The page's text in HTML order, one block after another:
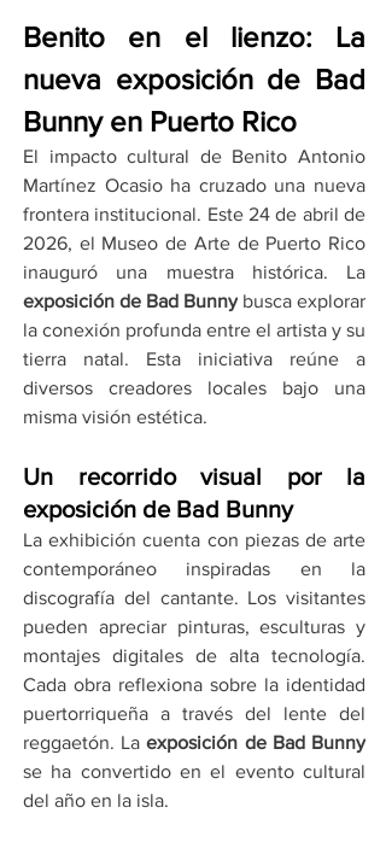
Benito en el lienzo: La
nueva exposición de Bad
Bunny en Puerto Rico
El impacto cultural de Benito Antonio
Martínez Ocasio ha cruzado una nueva
frontera institucional. Este 24 de abril de
2026, el Museo de Arte de Puerto Rico
exposición de Bad Bunny busca explorar
la conexión profunda entre el artista y su
tierra natal. Esta iniciativa reúne a
diversos creadores locales bajo una
misma visión estética.
Un recorrido visual por la
exposición de Bad Bunny
La exhibición cuenta con piezas de arte
contemporáneo inspiradas en la
discografía del cantante. Los visitantes
pueden apreciar pinturas, esculturas y
montajes digitales de alta tecnología.
Cada obra reflexiona sobre la identidad
puertorriqueña a través del lente del
reggaetón. La exposición de Bad Bunny
se ha convertido en el evento cultural
del año en la isla.